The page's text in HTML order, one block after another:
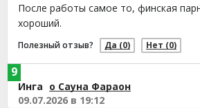
После работы самое то, финская
хороший.
Полезный отзыв? Да (0) Нет (0)
Инга о Сауна Фараон
09.07.2026 в 19:12
9